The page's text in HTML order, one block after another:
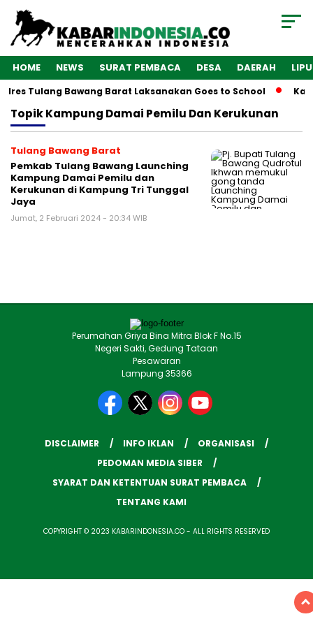
HOME NEWS SURAT PEMBACA DESA DAERAH
Tulang Bawang Barat Laksanakan Goes to School
TopikKampung Damai Pemilu Dan Kerukunan
Tulang Bawang Barat
Pemkab Tulang Bawang Launching
Kampung Damai Pemilu dan
Kerukunan di Kampung Tri Tunggal
Jaya
Jumat, 2 Februari 2024 - 20:34 WIB
Perumahan Griya Bina Mitra Blok F No.15
Negeri Sakti, Gedung Tataan
Pesawaran
Lampung 35366
DISCLAIMER INFO IKLAN
ORGANISASI
PEDOMAN MEDIA SIBER
SYARAT DAN KETENTUAN SURAT PEMBACA
TENTANG KAMI
COPYRIGHT © 2023 KABARINDONESIA.CO - ALL RIGHTS RESERVED